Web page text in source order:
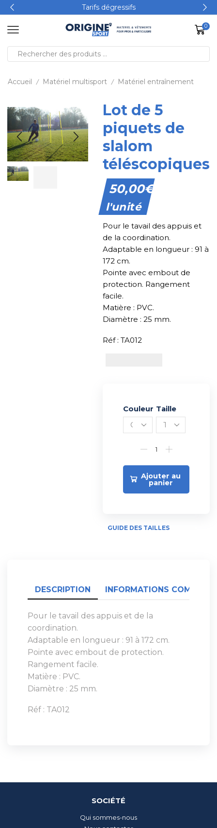
Tarifs dégressifs
0
Accueil / Matériel multisport / Matériel entraînement
Lot de 5
piquets de
slalom
téléscopiques
50,00€
l'unité
Pour le tavail des appuis et
de la coordination.
Adaptable en longueur : 91 à
172 cm.
Pointe avec embout de
protection. Rangement
facile.
Matière : PVC.
Diamètre : 25 mm.
Réf : TA012
Couleur Taille
Ajouter au
panier
Alternative:
GUIDE DES TAILLES
DESCRIPTION INFORMATIONS
Pour le tavail des appuis et de la
coordination.
Adaptable en longueur : 91 à 172 cm.
Pointe avec embout de protection.
Rangement facile.
Matière : PVC.
Diamètre : 25 mm.
Réf : TA012
SOCIÉTÉ
Qui sommes-nous